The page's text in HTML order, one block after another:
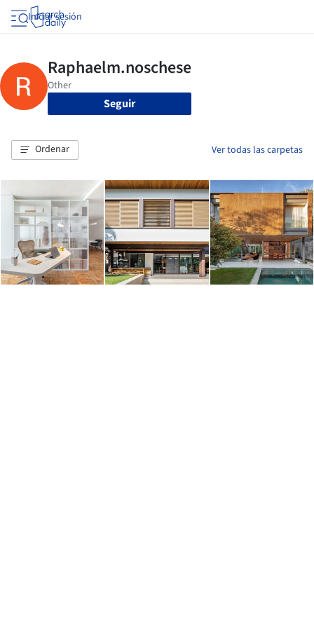
Iniciar sesión
Seguir
Ordenar Ver todas las carpetas